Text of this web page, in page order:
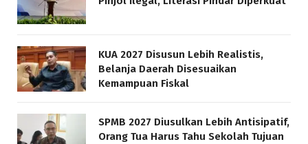
KUA 2027 Disusun Lebih Realistis,
Belanja Daerah Disesuaikan
Kemampuan Fiskal
SPMB 2027 Diusulkan Lebih Antisipatif,
Orang Tua Harus Tahu Sekolah Tujuan